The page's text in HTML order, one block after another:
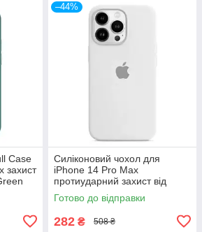
Case
захист
–44%
Силіконовий чохол для
iPhone 14 Pro Max
протиударний захист від
падінь колір Білий
Готово до відправки
282 ₴ 508 ₴